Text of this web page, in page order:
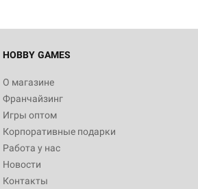
HOBBY GAMES
О магазине
Франчайзинг
Игры оптом
Корпоративные подарки
Работа у нас
Новости
Контакты
империи: Боевая тревога
799
Настольная игра Hobby World Сумерки
империи. Четвёртая редакция: Грозовой
Рубеж
12 990